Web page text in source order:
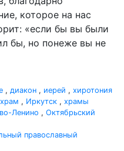
которое на нас
«если бы вы были
бы, но понеже вы не
, диакон , иерей , хиротония
храм , Иркутск , храмы
Ленино , Октябрьский
православный